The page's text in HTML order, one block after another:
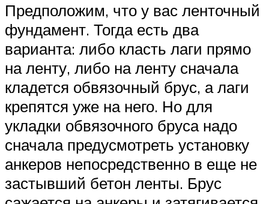
Предположим, что у вас ленточный
фундамент. Тогда есть два
варианта: либо класть лаги прямо
на ленту, либо на ленту сначала
кладется обвязочный брус, а лаги
крепятся уже на него. Но для
укладки обвязочного бруса надо
сначала предусмотреть установку
анкеров непосредственно в еще не
застывший бетон ленты. Брус